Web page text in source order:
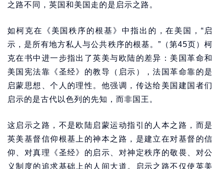
之路不同，英国和美国走的是启示之路。
如柯克在《美国秩序的根基》中指出的，在美国，“启
示，是所有地方私人与公共秩序的根基。”（第45页）柯
克在书中进一步指出了英美与欧陆的差异：美国革命和
美国宪法靠《圣经》的教导（启示），法国革命靠的是
启蒙思想、个人的理性。他强调，传达给美国建国者们
启示的是古代以色列的先知，而非国王。
这启示之路，不是欧陆启蒙运动指引的人本之路，而是
英美基督信仰根基上的神本之路，是建立在对基督的信
仰、对真理《圣经》的启示、对神定秩序的敬畏、对公
义制度的追求基础上的人间大道。启示之路不仅使英美